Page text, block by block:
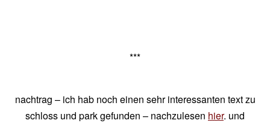
***
nachtrag – ich hab noch einen sehr interessanten text zu
schloss und park gefunden – nachzulesen hier. und